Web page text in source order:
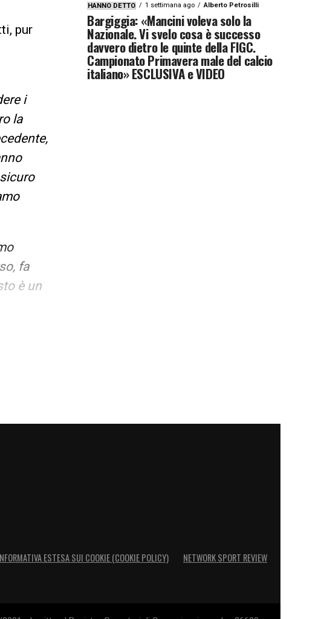
pur
i
la
fa
è un
HANNO DETTO 1 settimana ago Alberto Petrosilli
Bargiggia: «Mancini voleva solo la
Nazionale. Vi svelo cosa è successo
davvero dietro le quinte della FIGC.
Campionato Primavera male del calcio
italiano» ESCLUSIVA e VIDEO
ESTESA SUI COOKIE (COOKIE POLICY) NETWORK SPORT REVIEW